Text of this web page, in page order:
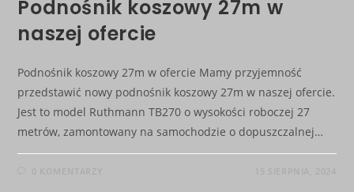
Podnośnik koszowy 27m w
naszej ofercie
Podnośnik koszowy 27m w ofercie Mamy przyjemność
przedstawić nowy podnośnik koszowy 27m w naszej ofercie.
Jest to model Ruthmann TB270 o wysokości roboczej 27
metrów, zamontowany na samochodzie o dopuszczalnej…